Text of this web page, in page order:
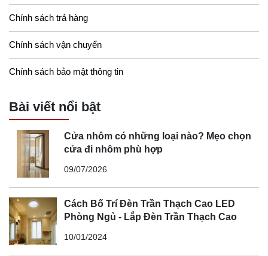
Chính sách trả hàng
Chính sách vận chuyển
Chính sách bảo mật thông tin
Bài viết nổi bật
Cửa nhôm có những loại nào? Mẹo chọn
cửa đi nhôm phù hợp
09/07/2026
Cách Bố Trí Đèn Trần Thạch Cao LED
Phòng Ngủ - Lắp Đèn Trần Thạch Cao
10/01/2024